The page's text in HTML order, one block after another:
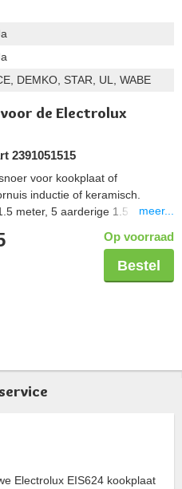
DEMKO, STAR, UL, WABE
de Electrolux
2391051515
voor kookplaat of
inductie of keramisch.
meter, 5 aarderige 1.5 mm2,
meer...
Op voorraad
Bestel
Electrolux EIS624 kookplaat